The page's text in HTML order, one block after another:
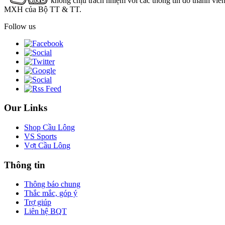
MXH của Bộ TT & TT.
Follow us
Our Links
Shop Cầu Lông
VS Sports
Vợt Cầu Lông
Thông tin
Thông báo chung
Thắc mắc, góp ý
Trợ giúp
Liên hệ BQT